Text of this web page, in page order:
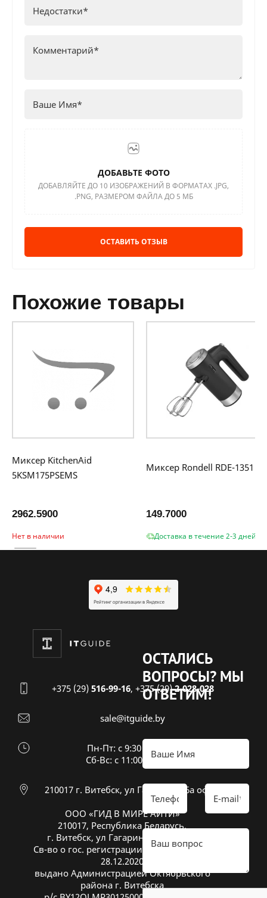
ДОБАВЬТЕ ФОТО
ДОБАВЛЯЙТЕ ДО 10 ИЗОБРАЖЕНИЙ В ФОРМАТАХ .JPG,
.PNG, РАЗМЕРОМ ФАЙЛА ДО 5 МБ
ОСТАВИТЬ ОТЗЫВ
похожие товары
Миксер KitchenAid
5KSM175PSEMS
2962.5900
Нет в наличии
Миксер Rondell RDE-1351
149.7000
Доставка в течение 2-3 дней
+375 (29) 516-99-16, +375 (29)2-028-028
sale@itguide.by
Пн-Пт: с 9:30 до 18:30
Cб-Вс: с 11:00 до 16:00
210017 г. Витебск, ул Гагарина 26а оф 20
ООО «ГИД В МИРЕ АЙТИ»
210017, Республика Беларусь,
г. Витебск, ул Гагарина 26А, оф. 20
Св-во о гос. регистрации № 391833600 от
28.12.2020
выдано Администрацией Октябрьского
района г. Витебска
ОСТАЛИСЬ
ВОПРОСЫ? МЫ
ОТВЕТИМ!